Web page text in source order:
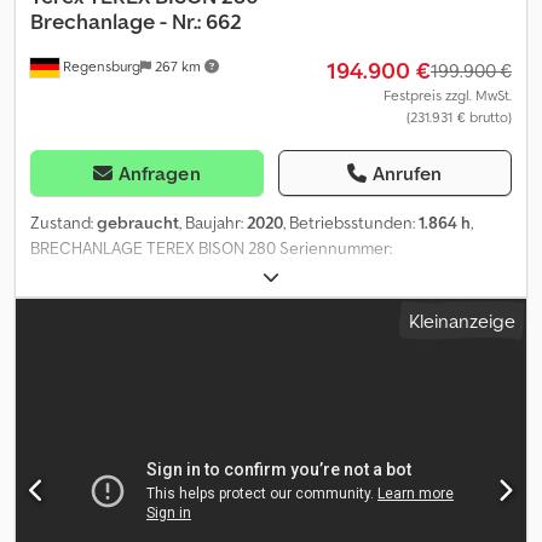
Regensburg 267 km
Brechanlage - Nr.: 662
194.900 €199.900 €
Festpreis zzgl. MwSt.
(231.931 € brutto)
Anfragen Anrufen
Zustand:gebraucht, Baujahr:2020, Betriebsstunden:1.864 h,
BRECHANLAGE TEREX BISON 280 Seriennummer:
TRXEQ405LOMLA3662 Funkfernsteuerung & Kabelsteuerung
Betriebsgewicht: 27.760 kg Transportmaße: 12.400 x 2.400 x 3.200
mm Baujahr: 10/2020 Betriebsstunden: 1.864 h Dwsdow Ndaxjpfx
generell ohne neue TÜV-Abnahme. Falls neue TÜV-Abnahme
erwünscht, unterbreiten wir Ihnen gerne ein Angebot unserer
Partnerwerkstätten! Fahrzeug kann mit Werbung beklebt
Kleinanzeige